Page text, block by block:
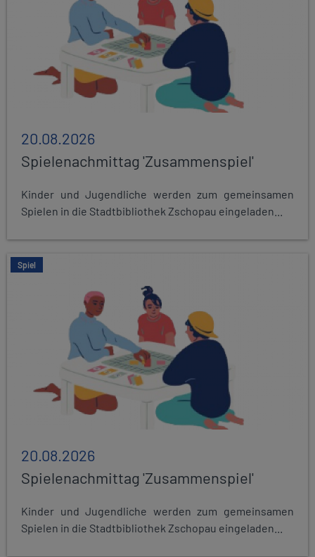
20.08.2026
Spielenachmittag 'Zusammenspiel'
Kinder und Jugendliche werden zum gemeinsamen
Spielen in die Stadtbibliothek Zschopau eingeladen...
Spiel
20.08.2026
Spielenachmittag 'Zusammenspiel'
Kinder und Jugendliche werden zum gemeinsamen
Spielen in die Stadtbibliothek Zschopau eingeladen...